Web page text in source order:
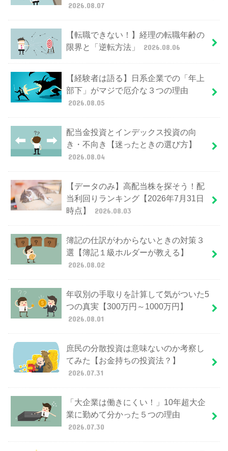
2026.08.07
【転職できない！】経理の転職年齢の
限界と「逆転方法」
2026.08.06
【経験者は語る】日系企業での「年上
部下」がマジで厄介な３つの理由
2026.08.05
配当金投資とインデックス投資の向
き・不向き【迷ったときの選び方】
2026.08.04
【データのみ】高配当株を探そう！配
当利回りランキング【2026年7月31日
時点】
2026.08.03
簿記の仕訳がわからないときの対策３
選【簿記１級ホルダーが教える】
2026.08.02
年収別の手取りを計算して気がついた5
つの真実【300万円～1000万円】
2026.08.01
庶民の分散投資は意味ないのか考察し
てみた【お金持ちの投資法？】
2026.07.31
「大企業は働きにくい！」10年超大企
業に勤めて分かった５つの理由
2026.07.30